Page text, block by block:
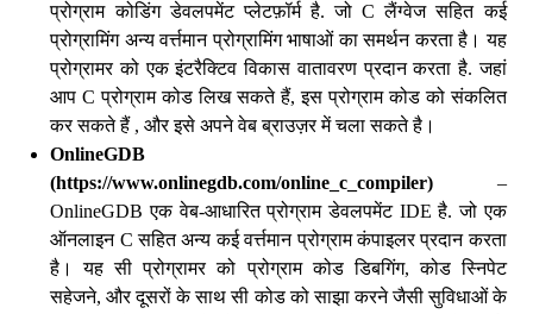
प्रोग्राम कोडिंग डेवलपमेंट प्लेटफ़ॉर्म है. जो C लैंग्वेज सहित कई
प्रोग्रामिंग अन्य वर्त्तमान प्रोग्रामिंग भाषाओं का समर्थन करता है। यह
प्रोग्रामर को एक इंटरैक्टिव विकास वातावरण प्रदान करता है. जहां
आप C प्रोग्राम कोड लिख सकते हैं, इस प्रोग्राम कोड को संकलित
कर सकते हैं , और इसे अपने वेब ब्राउज़र में चला सकते है।
OnlineGDB
(https://www.onlinegdb.com/online_c_compiler) –
OnlineGDB एक वेब-आधारित प्रोग्राम डेवलपमेंट IDE है. जो एक
ऑनलाइन C सहित अन्य कई वर्त्तमान प्रोग्राम कंपाइलर प्रदान करता
है। यह सी प्रोग्रामर को प्रोग्राम कोड डिबगिंग, कोड स्निपेट
सहेजने, और दूसरों के साथ सी कोड को साझा करने जैसी सुविधाओं के